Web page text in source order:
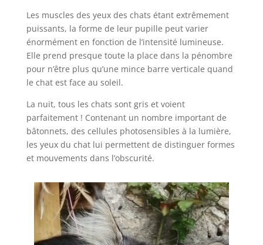
Les muscles des yeux des chats étant extrêmement
puissants, la forme de leur pupille peut varier
énormément en fonction de l’intensité lumineuse.
Elle prend presque toute la place dans la pénombre
pour n’être plus qu’une mince barre verticale quand
le chat est face au soleil.
La nuit, tous les chats sont gris et voient
parfaitement ! Contenant un nombre important de
bâtonnets, des cellules photosensibles à la lumière,
les yeux du chat lui permettent de distinguer formes
et mouvements dans l’obscurité.